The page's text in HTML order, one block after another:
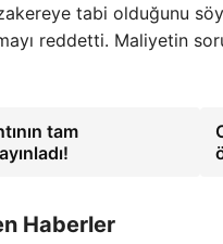
tabi olduğunu
reddetti. Maliyetin
tam
Haberler